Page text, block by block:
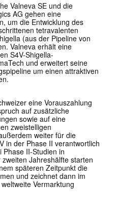
Valneva SE und die
AG gehen eine
um die Entwicklung des
tetravalenten
(aus der Pipeline von
Valneva erhält eine
S4V-Shigella-
und erweitert seine
um einen attraktiven
eine Vorauszahlung
auf zusätzliche
sowie auf eine
zweistelligen
weiter für die
in der Phase II verantwortlich
Phase II-Studien in
Jahreshälfte starten
späteren Zeitpunkt die
und zeichnet dann im
Vermarktung